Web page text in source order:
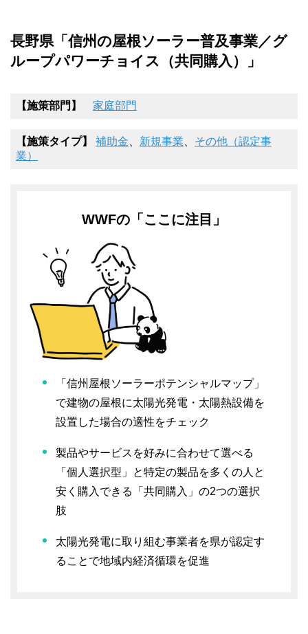
長野県「信州の屋根ソーラー普及事業／グ
ループパワーチョイス（共同購入）」
【施策部門】 家庭部門
【施策タイプ】 補助金、 新規事業、 その他（認定事
業）
WWFの「ここに注目」
「信州屋根ソーラーポテンシャルマップ」
で建物の屋根に太陽光発電・太陽熱設備を
設置した場合の適性をチェック
製品やサービスを好みに合わせて選べる
「個人選択型」と特定の製品を多くの人と
安く購入できる「共同購入」の2つの選択
肢
太陽光発電に取り組む事業者を県が認定す
ることで地域内経済循環を促進